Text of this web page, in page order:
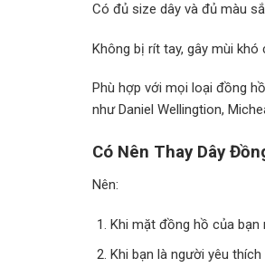
Có đủ size dây và đủ màu
Không bị rít tay, gây mùi
Phù hợp với mọi loại đồng
như Daniel Wellingtion,
Có Nên Thay Dây
Nên:
Khi mặt đồng hồ của bạn
Khi bạn là người yêu